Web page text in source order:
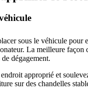
sous le véhicule pour
La meilleure façon
dégagement.
approprié et
sur des chandelles